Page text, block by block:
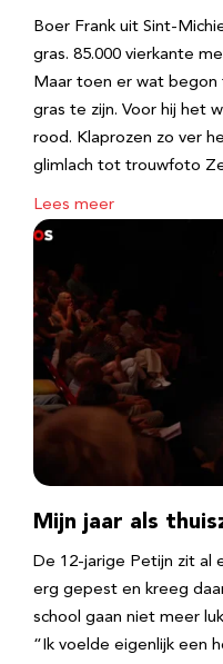
Boer Frank uit Sint-
gras. 85.000 vierkante
Maar toen er wat
gras te zijn. Voor hij het
rood. Klaprozen zo ver
glimlach tot trouwfoto
Lees meer
Mijn jaar als
De 12-jarige Petijn zit al
erg gepest en kreeg
school gaan niet meer
“Ik voelde eigenlijk een